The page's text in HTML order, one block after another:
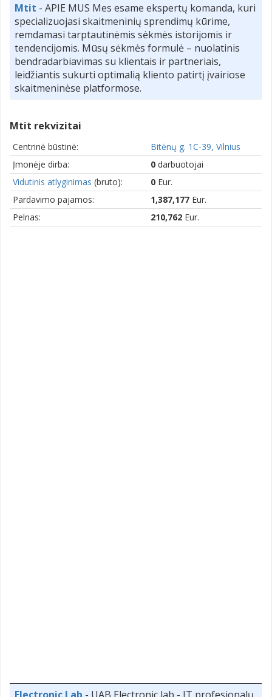
Mtit - APIE MUS Mes esame ekspertų komanda, kuri
specializuojasi skaitmeninių sprendimų kūrime,
remdamasi tarptautinėmis sėkmės istorijomis ir
tendencijomis. Mūsų sėkmės formulė – nuolatinis
bendradarbiavimas su klientais ir partneriais,
leidžiantis sukurti optimalią kliento patirtį įvairiose
skaitmeninėse platformose.
Mtit rekvizitai
Centrinė būstinė:
Bitėnų g. 1C-39, Vilnius
Įmonėje dirba:
0 darbuotojai
Vidutinis atlyginimas (bruto): 0 Eur.
Pardavimo pajamos:
1,387,177 Eur.
Pelnas:
210,762 Eur.